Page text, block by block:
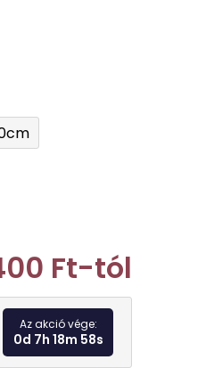
Ft-tól
Egységár:
Az akció vége:
0d 7h 18m 56s